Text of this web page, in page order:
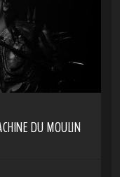
DU MOULIN